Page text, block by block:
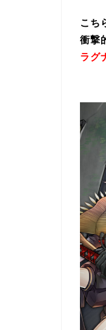
こち
衝撃
ラグ